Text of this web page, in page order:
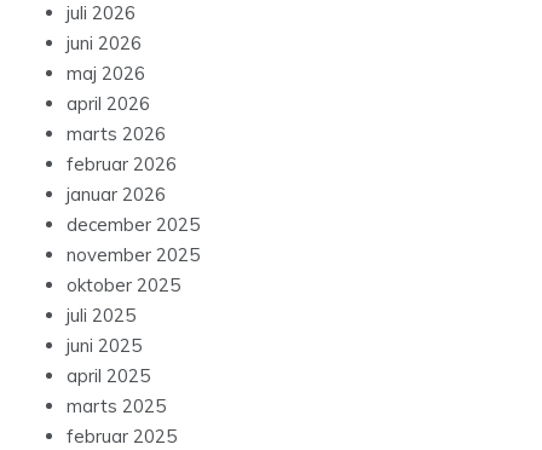
juli 2026
juni 2026
maj 2026
april 2026
marts 2026
februar 2026
januar 2026
december 2025
november 2025
oktober 2025
juli 2025
juni 2025
april 2025
marts 2025
februar 2025